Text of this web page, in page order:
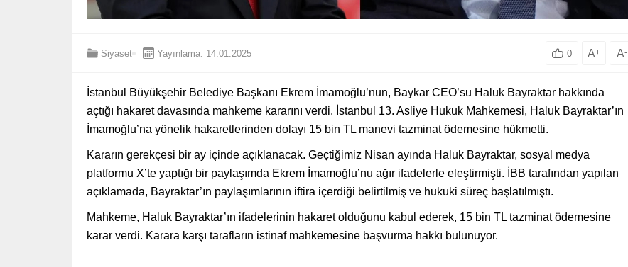
Siyaset Yayınlama: 14.01.2025 0 A+ A-
İstanbul Büyükşehir Belediye Başkanı Ekrem İmamoğlu’nun, Baykar CEO’su Haluk Bayraktar hakkında
açtığı hakaret davasında mahkeme kararını verdi. İstanbul 13. Asliye Hukuk Mahkemesi, Haluk Bayraktar’ın
İmamoğlu’na yönelik hakaretlerinden dolayı 15 bin TL manevi tazminat ödemesine hükmetti.
Kararın gerekçesi bir ay içinde açıklanacak. Geçtiğimiz Nisan ayında Haluk Bayraktar, sosyal medya
platformu X’te yaptığı bir paylaşımda Ekrem İmamoğlu’nu ağır ifadelerle eleştirmişti. İBB tarafından yapılan
açıklamada, Bayraktar’ın paylaşımlarının iftira içerdiği belirtilmiş ve hukuki süreç başlatılmıştı.
Mahkeme, Haluk Bayraktar’ın ifadelerinin hakaret olduğunu kabul ederek, 15 bin TL tazminat ödemesine
karar verdi. Karara karşı tarafların istinaf mahkemesine başvurma hakkı bulunuyor.